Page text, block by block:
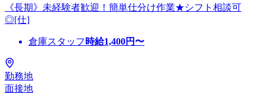
《長期》未経験者歓迎！簡単仕分け作業★シフト相談可
◎[仕]
倉庫スタッフ 時給1,400円〜
勤務地
面接地